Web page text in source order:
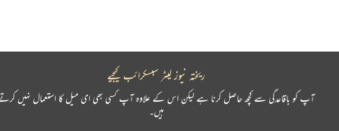
ریختہ نیوز لیٹر سبسکرائب کیجیے
آپ کو باقاعدگی سے کچھ حاصل کرنا ہے لیکن اس کے علاوہ آپ کسی بھی ای میل کا استعمال نہیں
ہیں۔